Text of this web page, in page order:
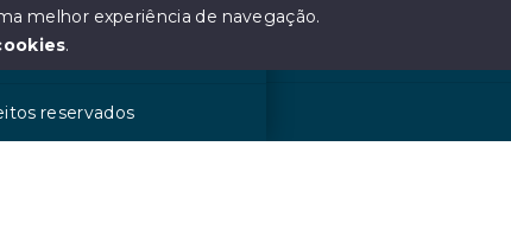
reservados
melhor experiência de navegação.
.